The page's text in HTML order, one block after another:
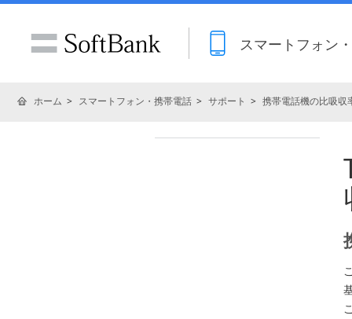
スマートフォン
ホーム スマートフォン・携帯電話 サポート 携帯電話機の比吸収